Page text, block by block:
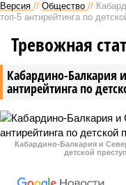
Версия // Общество //
топ-5 антирейтинга по
Кабардино-Балкария
антирейтинга по
Тревожная
Кабардино-Балкария и
детской